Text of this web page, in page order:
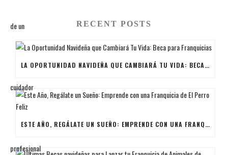
RECENT POSTS
LA OPORTUNIDAD NAVIDEÑA QUE CAMBIARÁ TU VIDA: BECA PARA FRANQUICIAS
ESTE AÑO, REGÁLATE UN SUEÑO: EMPRENDE CON UNA FRANQUICIA DE EL PERRO FELIZ